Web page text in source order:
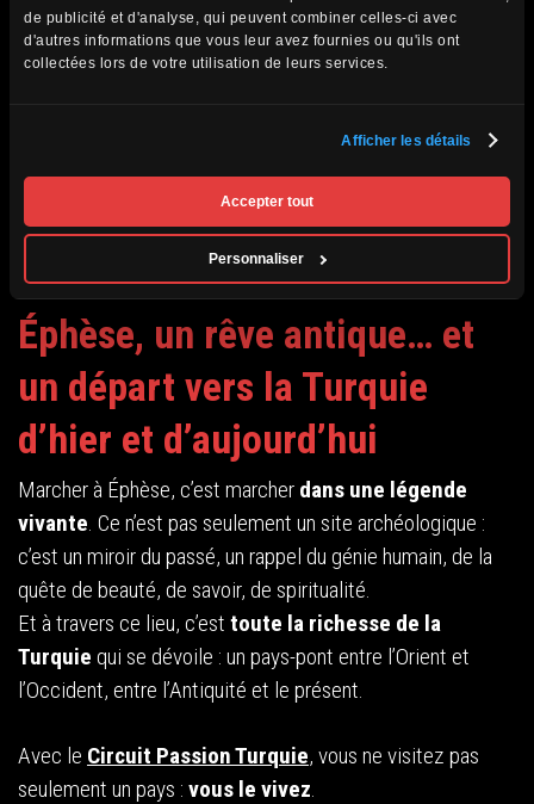
de publicité et d'analyse, qui peuvent combiner celles-ci avec
d'autres informations que vous leur avez fournies ou qu'ils ont
collectées lors de votre utilisation de leurs services.
Afficher les détails
Accepter tout
Personnaliser
Éphèse, un rêve antique… et
un départ vers la Turquie
d’hier et d’aujourd’hui
Marcher à Éphèse, c’est marcher dans une légende
vivante. Ce n’est pas seulement un site archéologique :
c’est un miroir du passé, un rappel du génie humain, de la
quête de beauté, de savoir, de spiritualité.
Et à travers ce lieu, c’est toute la richesse de la
Turquie qui se dévoile : un pays-pont entre l’Orient et
l’Occident, entre l’Antiquité et le présent.
Avec le Circuit Passion Turquie, vous ne visitez pas
seulement un pays : vous le vivez.